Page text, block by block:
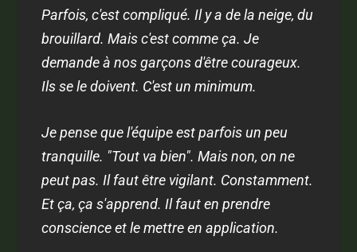
Parfois, c'est compliqué. Il y a de la neige, du
brouillard. Mais c'est comme ça. Je
demande à nos garçons d'être courageux.
Ils se le doivent. C'est un minimum.
Je pense que l'équipe est parfois un peu
tranquille. "Tout va bien". Mais non, on ne
peut pas. Il faut être vigilant. Constamment.
Et ça, ça s'apprend. Il faut en prendre
conscience et le mettre en application.